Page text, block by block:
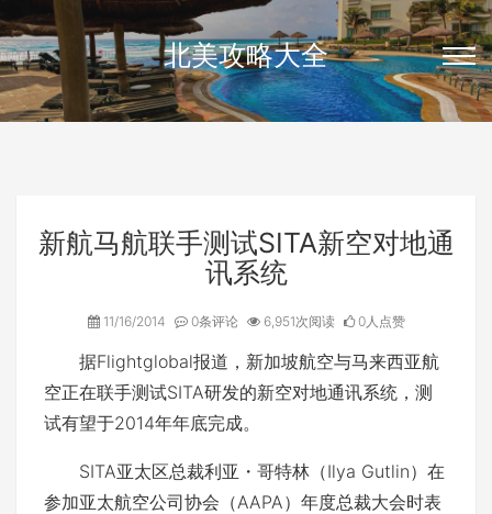
北美攻略大全
新航马航联手测试SITA新空对地通
讯系统
11/16/2014 0条评论 6,951次阅读 0人点赞
据Flightglobal报道，新加坡航空与马来西亚航
空正在联手测试SITA研发的新空对地通讯系统，测
试有望于2014年年底完成。
SITA亚太区总裁利亚・哥特林（Ilya Gutlin）在
参加亚太航空公司协会（AAPA）年度总裁大会时表